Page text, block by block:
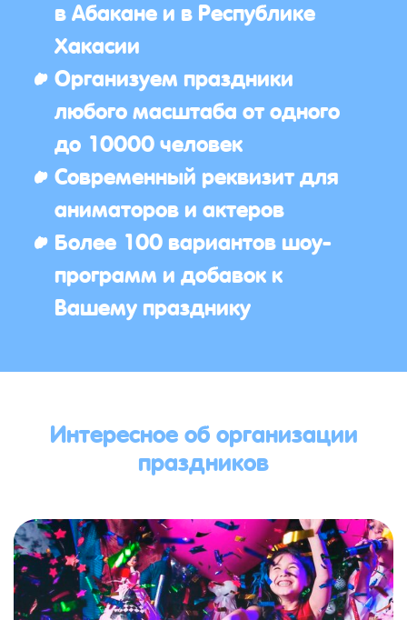
в Абакане и в Республике
Хакасии
Организуем праздники
любого масштаба от одного
до 10000 человек
Современный реквизит для
аниматоров и актеров
Более 100 вариантов шоу-
программ и добавок к
Вашему празднику
Интересное об организации
праздников